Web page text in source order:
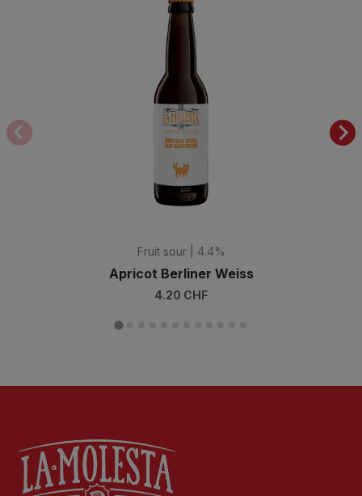
Fruit sour | 4.4%
Apricot Berliner Weiss
4.20 CHF